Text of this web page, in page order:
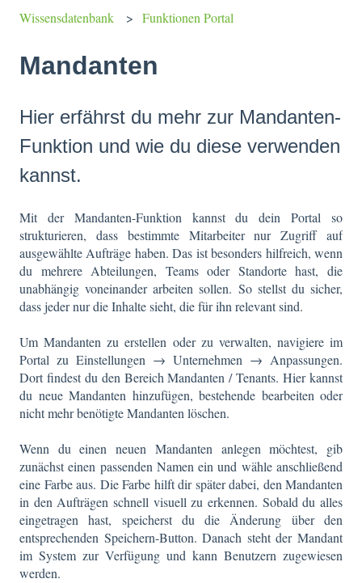
Wissensdatenbank Funktionen Portal
Mandanten
Hier erfährst du mehr zur Mandanten-
Funktion und wie du diese verwenden
kannst.
Mit der Mandanten-Funktion kannst du dein Portal so
strukturieren, dass bestimmte Mitarbeiter nur Zugriff auf
ausgewählte Aufträge haben. Das ist besonders hilfreich, wenn
du mehrere Abteilungen, Teams oder Standorte hast, die
unabhängig voneinander arbeiten sollen. So stellst du sicher,
dass jeder nur die Inhalte sieht, die für ihn relevant sind.
Um Mandanten zu erstellen oder zu verwalten, navigiere im
Portal zu Einstellungen → Unternehmen → Anpassungen.
Dort findest du den Bereich Mandanten / Tenants. Hier kannst
du neue Mandanten hinzufügen, bestehende bearbeiten oder
nicht mehr benötigte Mandanten löschen.
Wenn du einen neuen Mandanten anlegen möchtest, gib
zunächst einen passenden Namen ein und wähle anschließend
eine Farbe aus. Die Farbe hilft dir später dabei, den Mandanten
in den Aufträgen schnell visuell zu erkennen. Sobald du alles
eingetragen hast, speicherst du die Änderung über den
entsprechenden Speichern-Button. Danach steht der Mandant
im System zur Verfügung und kann Benutzern zugewiesen
werden.